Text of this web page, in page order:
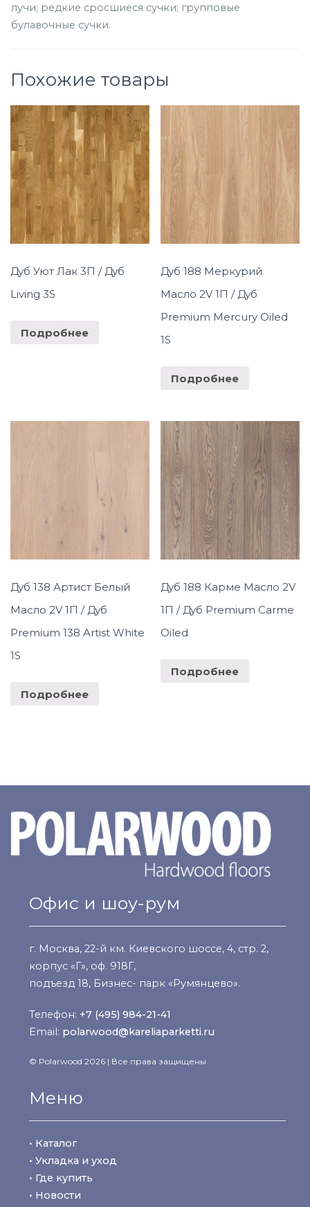
лучи; редкие сросшиеся сучки; групповые
булавочные сучки.
Похожие товары
Дуб Уют Лак 3П / Дуб
Living 3S
Подробнее
Дуб 188 Меркурий
Масло 2V 1П / Дуб
Premium Mercury Oiled
1S
Подробнее
Дуб 138 Артист Белый
Масло 2V 1П / Дуб
Premium 138 Artist White
1S
Подробнее
Дуб 188 Карме Масло 2V
1П / Дуб Premium Carme
Oiled
Подробнее
Офис и шоу-рум
г. Москва, 22-й км. Киевского шоссе, 4, стр. 2,
корпус «Г», оф. 918Г,
подъезд 18, Бизнес- парк «Румянцево».
Телефон: +7 (495) 984-21-41
Email: polarwood@kareliaparketti.ru
© Polarwood 2026 | Все права защищены
Меню
• Каталог
• Укладка и уход
• Где купить
• Новости